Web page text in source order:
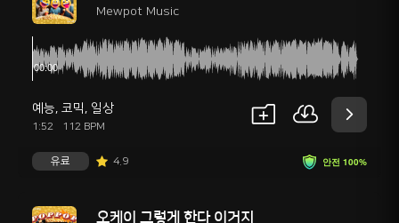
Mewpot Music
예능, 코믹, 일상
1:52 112 BPM
안전 100%
유료 4.9
오케이 그렇게 한다 이거지